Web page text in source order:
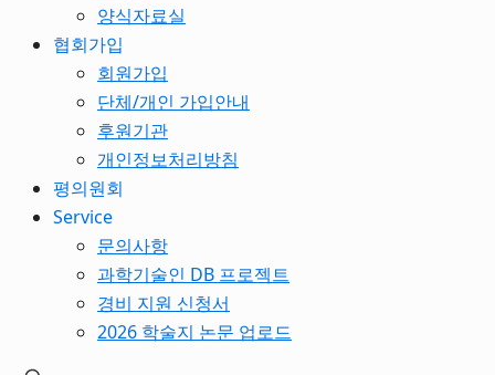
양식자료실
협회가입
회원가입
단체/개인 가입안내
후원기관
개인정보처리방침
평의원회
Service
문의사항
과학기술인 DB 프로젝트
경비 지원 신청서
2026 학술지 논문 업로드